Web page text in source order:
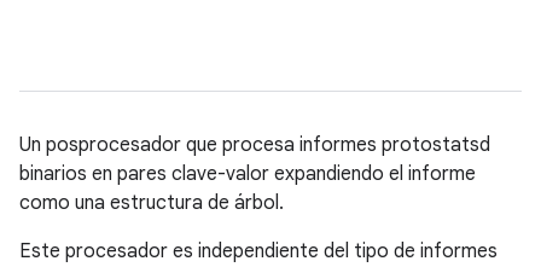
Un posprocesador que procesa informes protostatsd
binarios en pares clave-valor expandiendo el informe
como una estructura de árbol.
Este procesador es independiente del tipo de informes